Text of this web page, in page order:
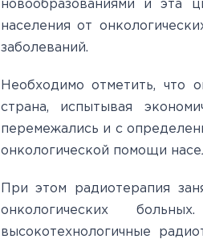
новообразованиями и эта
населения от
заболеваний.
Необходимо отметить, что
страна, испытывая
перемежались и с
онкологической помощи
При этом радиотерапия
онкологических
высокотехнологичные